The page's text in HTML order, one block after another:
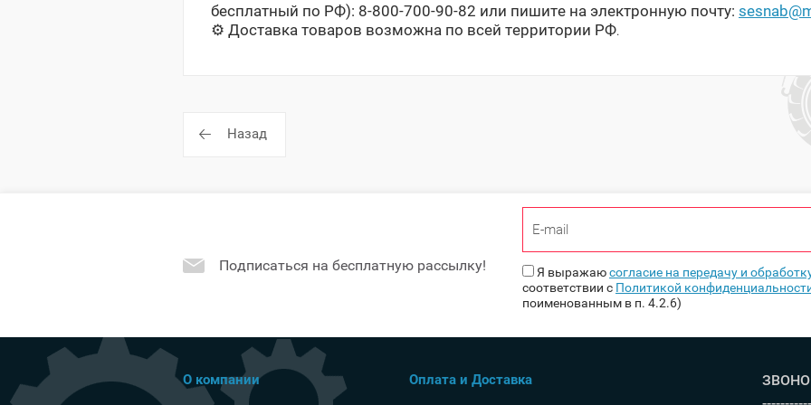
бесплатный по РФ): 8-800-700-90-82 или пишите на электронную почту:
⚙️ ️ Доставка товаров возможна по всей территории РФ.
Назад
Подписаться на бесплатную рассылку! Я выражаюсогласие на передачу и
соответствии с Политикой
поименованным в п. 4.2.6)
О компании
Оплата и Доставка